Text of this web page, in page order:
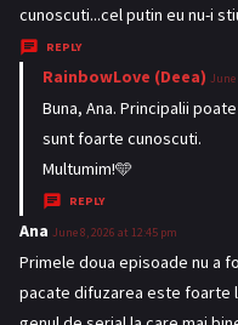
s
cunoscuti...cel putin eu nu-i
REPLY
RainbowLove (Deea) s
a
June
Buna, Ana. Principalii
sunt foarte cunoscuti.
Multumim!🩵
REPLY
Ana s
a
y
June 8, 2026 at 12:45 pm
Primele doua episoade nu a
pacate difuzarea este foarte